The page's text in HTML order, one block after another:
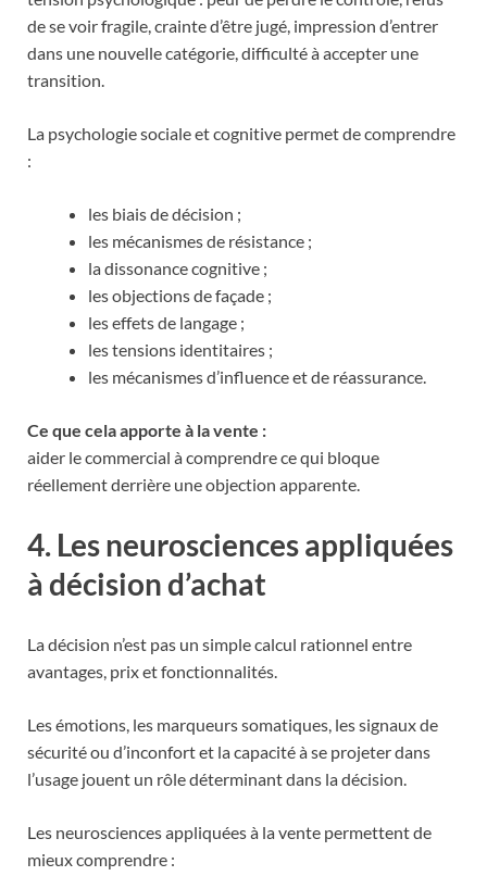
de se voir fragile, crainte d’être jugé, impression d’entrer
dans une nouvelle catégorie, difficulté à accepter une
transition.
La psychologie sociale et cognitive permet de comprendre
:
les biais de décision ;
les mécanismes de résistance ;
la dissonance cognitive ;
les objections de façade ;
les effets de langage ;
les tensions identitaires ;
les mécanismes d’influence et de réassurance.
Ce que cela apporte à la vente :
aider le commercial à comprendre ce qui bloque
réellement derrière une objection apparente.
4. Les neurosciences appliquées
à décision d’achat
La décision n’est pas un simple calcul rationnel entre
avantages, prix et fonctionnalités.
Les émotions, les marqueurs somatiques, les signaux de
sécurité ou d’inconfort et la capacité à se projeter dans
l’usage jouent un rôle déterminant dans la décision.
Les neurosciences appliquées à la vente permettent de
mieux comprendre :